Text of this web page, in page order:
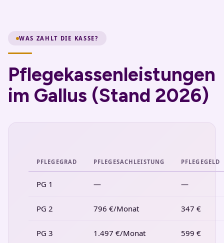
WAS ZAHLT DIE KASSE?
Pflegekassenleistungen
im Gallus (Stand 2026)
PFLEGEGRAD PFLEGESACHLEISTUNG PFLEGEGELD
PG 1 — —
PG 2 796 €/Monat 347 €
PG 3 1.497 €/Monat 599 €